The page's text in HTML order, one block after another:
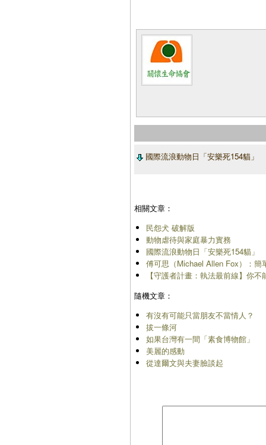
國際流浪動物日「安樂死154貓」
相關文章：
民怨犬 破解版
動物虐待與家庭暴力實務
國際流浪動物日「安樂死154貓」
傅可思（Michael Allen Fox）：
【守護者計畫：執法最前線】你
隨機文章：
有沒有可能只當朋友不當情人？
拔一條河
如果台灣有一間「素食博物館」
美麗的感動
從達爾文與夫妻臉談起